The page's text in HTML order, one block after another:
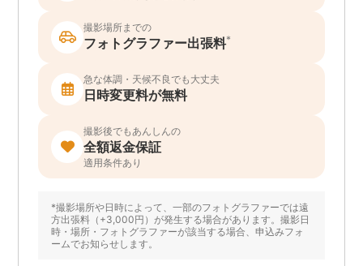
撮影場所までの
フォトグラファー出張料*
急な体調・天候不良でも大丈夫
日時変更料が無料
撮影後でもあんしんの
全額返金保証
適用条件あり
*撮影場所や日時によって、一部のフォトグラファーでは遠
方出張料（+3,000円）が発生する場合があります。撮影日
時・場所・フォトグラファーが該当する場合、申込みフォ
ームでお知らせします。